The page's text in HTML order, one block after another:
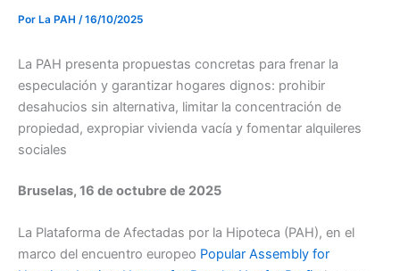
Por La PAH /16/10/2025
La PAH presenta propuestas concretas para frenar la
especulación y garantizar hogares dignos: prohibir
desahucios sin alternativa, limitar la concentración de
propiedad, expropiar vivienda vacía y fomentar alquileres
sociales
Bruselas, 16 de octubre de 2025
La Plataforma de Afectadas por la Hipoteca (PAH), en el
marco del encuentro europeo Popular Assembly for